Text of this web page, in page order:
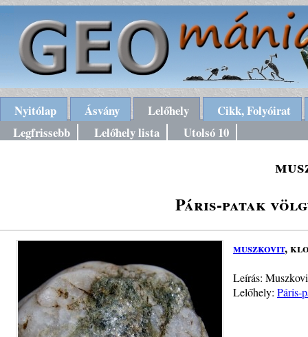
Nyitólap Ásvány Lelőhely
Cikk, Folyóirat
Legfrissebb
Lelőhely lista Utolsó 10
Páris-patak
muszkovit,
Leírás:
Lelőhely: Páris-